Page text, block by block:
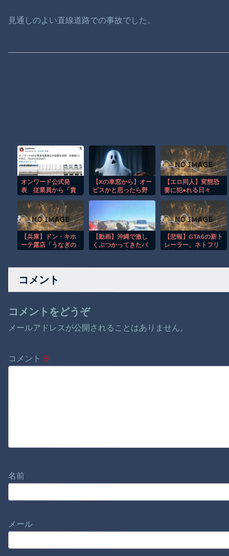
見通しのよい直線道路での事故でした。
オンワード公式発
表 従業員から「貴
舗に戻った」と連絡
があった 戻れ指示
してない
【Xの車窓から】オー
ビスかと思ったら野
【エロ同人】変態恐
妻に犯●れる日々
【兵庫】ドン・キホ
ーテ露店「うなぎの
や腹痛など訴え…サ
ルモネラ属の菌検出
【動画】沖縄で激し
くぶつかってきたバ
【悲報】GTA6の新ト
レーラー、ネトフリ
コメント
コメントをどうぞ
メールアドレスが公開されることはありません。
コメント ※
名前
メール